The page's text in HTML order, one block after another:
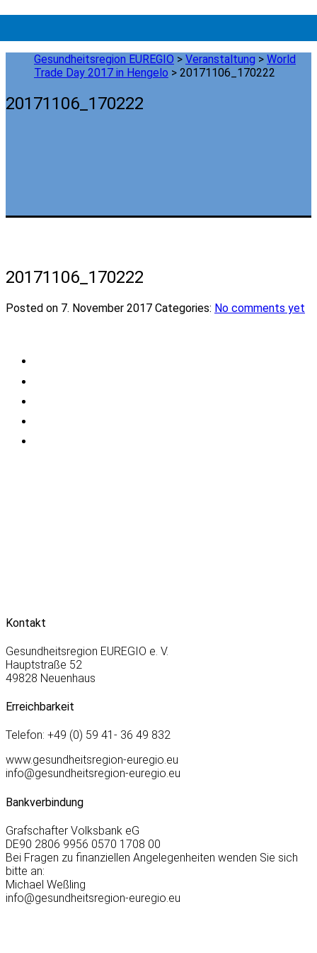
Gesundheitsregion EUREGIO > Veranstaltung > World
Trade Day 2017 in Hengelo > 20171106_170222
20171106_170222
20171106_170222
Posted on 7. November 2017 Categories: No comments yet
Kontakt
Gesundheitsregion EUREGIO e. V.
Hauptstraße 52
49828 Neuenhaus
Erreichbarkeit
Telefon: +49 (0) 59 41- 36 49 832
www.gesundheitsregion-euregio.eu
info@gesundheitsregion-euregio.eu
Bankverbindung
Grafschafter Volksbank eG
DE90 2806 9956 0570 1708 00
Bei Fragen zu finanziellen Angelegenheiten wenden Sie sich
bitte an:
Michael Weßling
info@gesundheitsregion-euregio.eu